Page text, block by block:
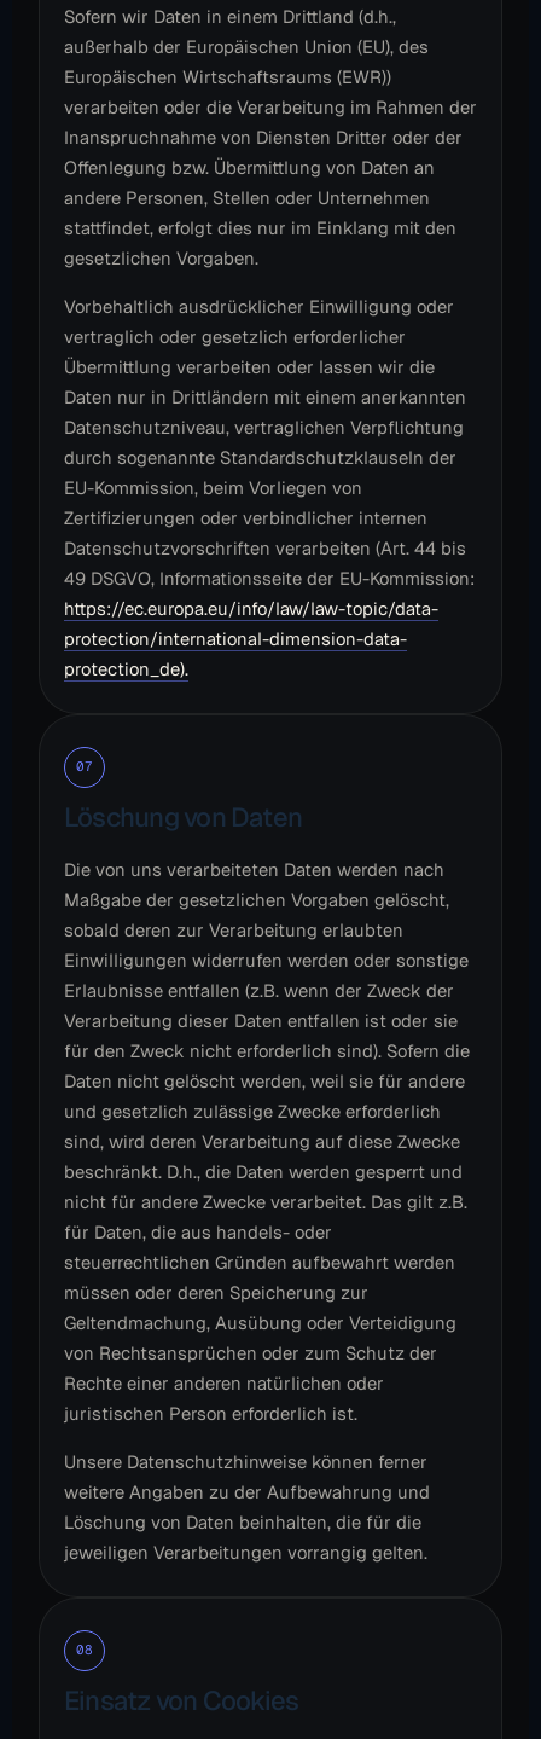
Sofern wir Daten in einem Drittland (d.h.,
außerhalb der Europäischen Union (EU), des
Europäischen Wirtschaftsraums (EWR))
verarbeiten oder die Verarbeitung im Rahmen der
Inanspruchnahme von Diensten Dritter oder der
Offenlegung bzw. Übermittlung von Daten an
andere Personen, Stellen oder Unternehmen
stattfindet, erfolgt dies nur im Einklang mit den
gesetzlichen Vorgaben.
Vorbehaltlich ausdrücklicher Einwilligung oder
vertraglich oder gesetzlich erforderlicher
Übermittlung verarbeiten oder lassen wir die
Daten nur in Drittländern mit einem anerkannten
Datenschutzniveau, vertraglichen Verpflichtung
durch sogenannte Standardschutzklauseln der
EU-Kommission, beim Vorliegen von
Zertifizierungen oder verbindlicher internen
Datenschutzvorschriften verarbeiten (Art. 44 bis
49 DSGVO, Informationsseite der EU-Kommission:
https://ec.europa.eu/info/law/law-topic/data-
protection/international-dimension-data-
protection_de).
07
Löschung von Daten
Die von uns verarbeiteten Daten werden nach
Maßgabe der gesetzlichen Vorgaben gelöscht,
sobald deren zur Verarbeitung erlaubten
Einwilligungen widerrufen werden oder sonstige
Erlaubnisse entfallen (z.B. wenn der Zweck der
Verarbeitung dieser Daten entfallen ist oder sie
für den Zweck nicht erforderlich sind). Sofern die
Daten nicht gelöscht werden, weil sie für andere
und gesetzlich zulässige Zwecke erforderlich
sind, wird deren Verarbeitung auf diese Zwecke
beschränkt. D.h., die Daten werden gesperrt und
nicht für andere Zwecke verarbeitet. Das gilt z.B.
für Daten, die aus handels- oder
steuerrechtlichen Gründen aufbewahrt werden
müssen oder deren Speicherung zur
Geltendmachung, Ausübung oder Verteidigung
von Rechtsansprüchen oder zum Schutz der
Rechte einer anderen natürlichen oder
juristischen Person erforderlich ist.
Unsere Datenschutzhinweise können ferner
weitere Angaben zu der Aufbewahrung und
Löschung von Daten beinhalten, die für die
jeweiligen Verarbeitungen vorrangig gelten.
08
Einsatz von Cookies